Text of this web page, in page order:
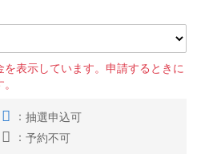
表示しています。申請するときに
： 抽選申込可
： 予約不可